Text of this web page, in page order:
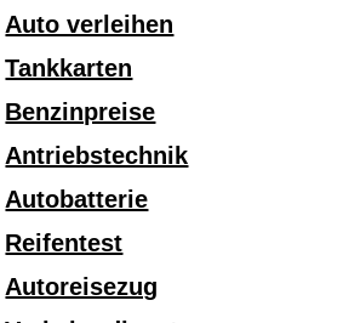
Auto verleihen
Tankkarten
Benzinpreise
Antriebstechnik
Autobatterie
Reifentest
Autoreisezug